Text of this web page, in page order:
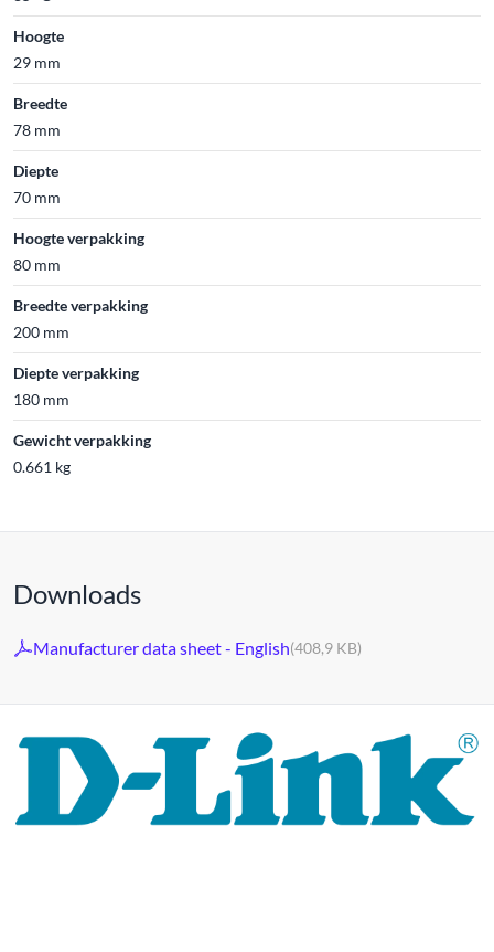
Hoogte
29 mm
Breedte
78 mm
Diepte
70 mm
Hoogte verpakking
80 mm
Breedte verpakking
200 mm
Diepte verpakking
180 mm
Gewicht verpakking
0.661 kg
Downloads
Manufacturer data sheet - English(408,9 KB)